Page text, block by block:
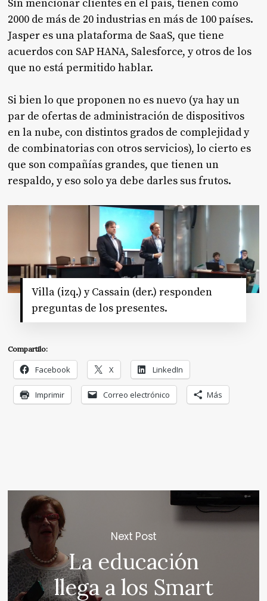
Sin mencionar clientes en el país, tienen como
2000 de más de 20 industrias en más de 100 países.
Jasper es una plataforma de SaaS, que tiene
acuerdos con SAP HANA, Salesforce, y otros de los
que no está permitido hablar.
Si bien lo que proponen no es nuevo (ya hay un
par de ofertas de administración de dispositivos
en la nube, con distintos grados de complejidad y
de combinatorias con otros servicios), lo cierto es
que son compañías grandes, que tienen un
respaldo, y eso solo ya debe darles sus frutos.
Villa (izq.) y Cassain (der.) responden
preguntas de los presentes.
Compartilo:
Facebook X LinkedIn
Imprimir Correo electrónico Más
Next Post
La educación
llega a los Smart